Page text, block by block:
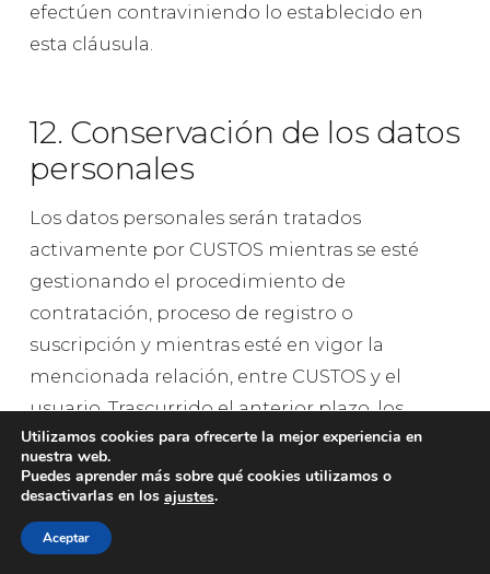
efectúen contraviniendo lo establecido en
esta cláusula.
12. Conservación de los datos
personales
Los datos personales serán tratados
activamente por CUSTOS mientras se esté
gestionando el procedimiento de
contratación, proceso de registro o
suscripción y mientras esté en vigor la
mencionada relación, entre CUSTOS y el
usuario. Trascurrido el anterior plazo, los
Datos Personales se conservarán bloqueados
por CUSTOS durante un plazo adicional de 4
años o, excepcionalmente, por un plazo
superior si fuera de aplicación un plazo de
Utilizamos cookies para ofrecerte la mejor experiencia en
nuestra web.
Puedes aprender más sobre qué cookies utilizamos o
desactivarlas en los ajustes.
Aceptar